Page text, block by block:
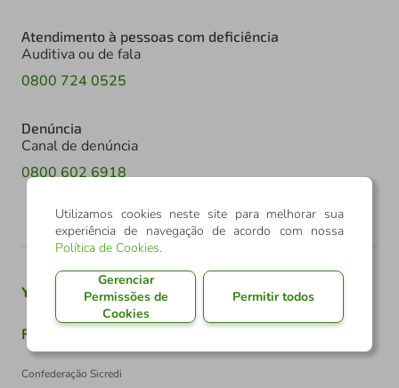
Atendimento à pessoas com deficiência
Auditiva ou de fala
0800 724 0525
Denúncia
Canal de denúncia
0800 602 6918
Youtube Twitter Linkedin Instagram
Facebook
Confederação Sicredi
Utilizamos cookies neste site para melhorar sua
experiência de navegação de acordo com nossa
Política de Cookies.
Gerenciar
Permissões de
Cookies
Permitir todos